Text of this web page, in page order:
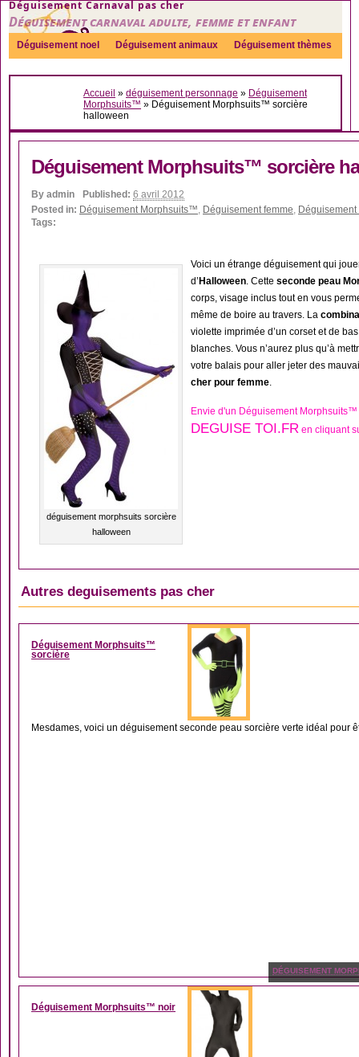
Déguisement Carnaval pas cher
Déguisement carnaval adulte, femme et enfant
Déguisement noel Déguisement animaux Déguisement thèmes
Sexy Déguisement couple Déguisements par genre Idées
Accueil » déguisement personnage » Déguisement
Morphsuits™ » Déguisement Morphsuits™ sorcière
halloween
Déguisement Morphsuits™ sorcière
By admin Published: 6 avril 2012
Posted in: Déguisement Morphsuits™, Déguisement femme,
Tags:
déguisement morphsuits sorcière
halloween
Voici un étrange déguisement qui
d’ Halloween. Cette seconde peau
corps, visage inclus tout en vous
même de boire au travers. La
violette imprimée d’un corset et de
blanches. Vous n’aurez plus qu’à
votre balais pour aller jeter des
cher pour femme.
Envie d'un Déguisement
DEGUISE TOI.FR en cliquant
Autres deguisements pas cher
DÉGUISEMENT
Déguisement Morphsuits™
sorcière
Mesdames, voici un déguisement seconde peau sorcière verte idéal pour
DÉGUISEMENT
Déguisement Morphsuits™ noir